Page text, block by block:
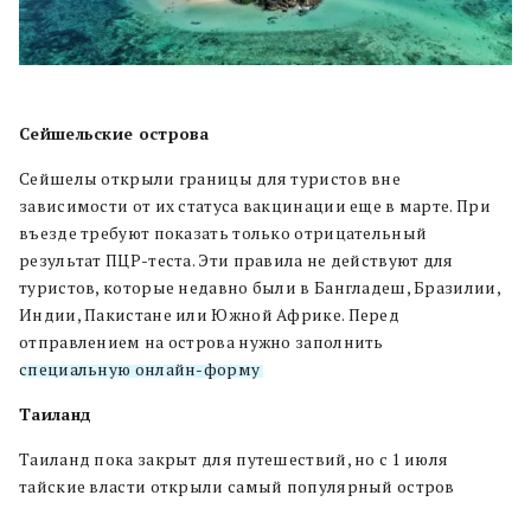
Сейшельские острова
Сейшелы открыли границы для туристов вне
зависимости от их статуса вакцинации еще в марте. При
въезде требуют показать только отрицательный
результат ПЦР-теста. Эти правила не действуют для
туристов, которые недавно были в Бангладеш, Бразилии,
Индии, Пакистане или Южной Африке. Перед
отправлением на острова нужно заполнить
специальную онлайн-форму.
Таиланд
Таиланд пока закрыт для путешествий, но с 1 июля
тайские власти открыли самый популярный остров